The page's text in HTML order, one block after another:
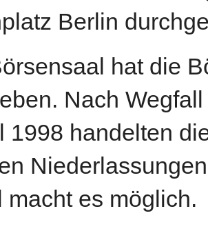
Berlin
hat die
Nach
1998 handelten
macht es möglich.